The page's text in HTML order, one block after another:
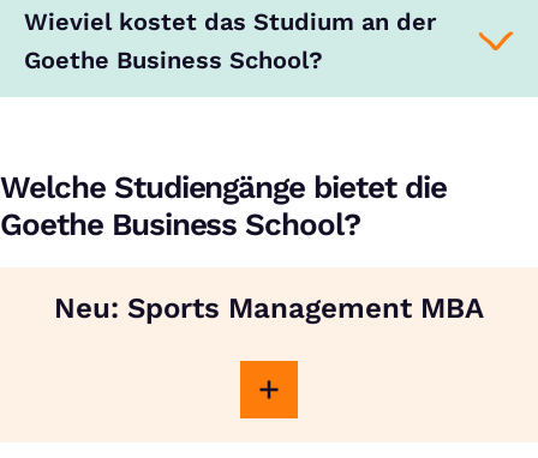
Wieviel kostet das Studium an der
Goethe Business School?
Welche Studiengänge bietet die
Goethe Business School?
Neu: Sports Management MBA